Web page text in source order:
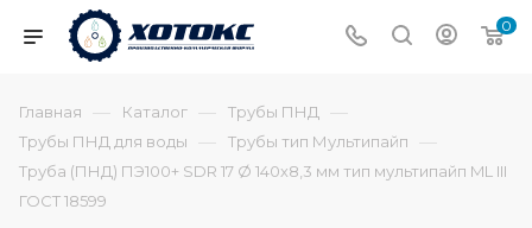
0
Главная — Каталог — Трубы ПНД —
Трубы ПНД для воды — Трубы тип Мультипайп —
Труба (ПНД) ПЭ100+ SDR 17 Ø 140х8,3 мм тип мультипайп ML III
ГОСТ 18599